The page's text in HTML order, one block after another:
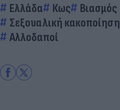
Ελλάδα Κως
Βιασμός
Σεξουαλική κακοποίηση
Αλλοδαποί